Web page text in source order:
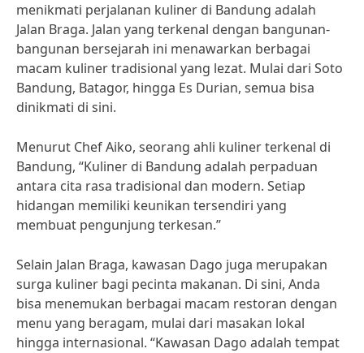
menikmati perjalanan kuliner di Bandung adalah
Jalan Braga. Jalan yang terkenal dengan bangunan-
bangunan bersejarah ini menawarkan berbagai
macam kuliner tradisional yang lezat. Mulai dari Soto
Bandung, Batagor, hingga Es Durian, semua bisa
dinikmati di sini.
Menurut Chef Aiko, seorang ahli kuliner terkenal di
Bandung, “Kuliner di Bandung adalah perpaduan
antara cita rasa tradisional dan modern. Setiap
hidangan memiliki keunikan tersendiri yang
membuat pengunjung terkesan.”
Selain Jalan Braga, kawasan Dago juga merupakan
surga kuliner bagi pecinta makanan. Di sini, Anda
bisa menemukan berbagai macam restoran dengan
menu yang beragam, mulai dari masakan lokal
hingga internasional. “Kawasan Dago adalah tempat